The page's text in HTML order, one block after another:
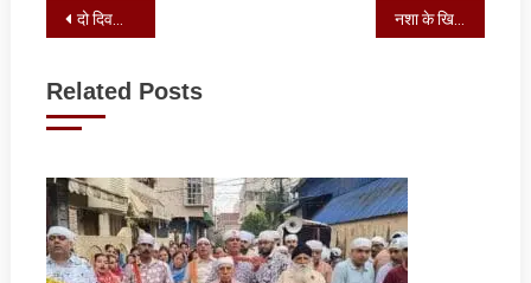
Post
दो दिवसीय ‘बावरीफिर्की स्प्रिंग प्रदर्शनी’ कल से नशा के खिलाफ पुलिस की बड़ी कार्रवाई: 4.846 किलो ड्रग्स जब्त, एक गिरफ्तार
Related Posts